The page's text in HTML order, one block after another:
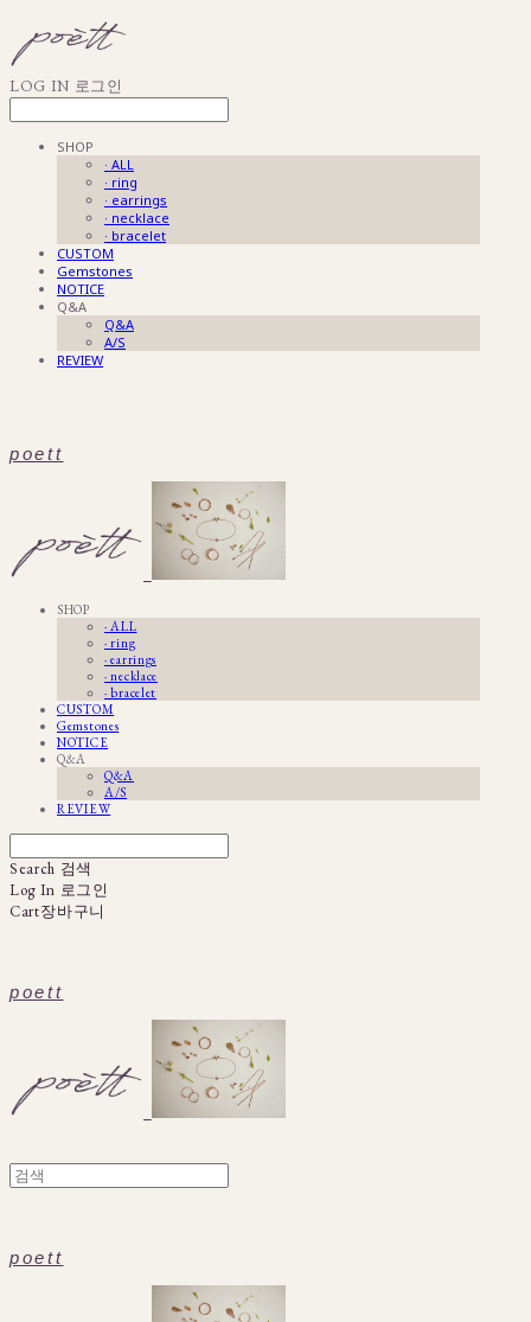
LOG IN 로그인
SHOP
· ALL
· ring
· earrings
· necklace
· bracelet
CUSTOM
Gemstones
NOTICE
Q&A
Q&A
A/S
REVIEW
poett
SHOP
· ALL
· ring
· earrings
· necklace
· bracelet
CUSTOM
Gemstones
NOTICE
Q&A
Q&A
A/S
REVIEW
Search 검색
Log In 로그인
Cart장바구니
poett
poett